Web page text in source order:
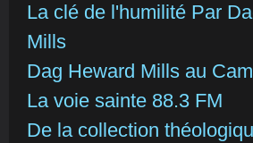
La clé de l'humilité Par
Mills
Dag Heward Mills au
La voie sainte 88.3 FM
De la collection